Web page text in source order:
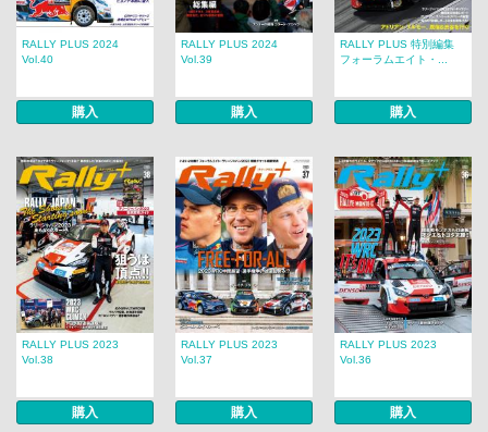
RALLY PLUS 2024
Vol.40
購入
RALLY PLUS 2024
Vol.39
購入
RALLY PLUS 特別編集
フォーラムエイト・...
購入
RALLY PLUS 2023
Vol.38
購入
RALLY PLUS 2023
Vol.37
購入
RALLY PLUS 2023
Vol.36
購入